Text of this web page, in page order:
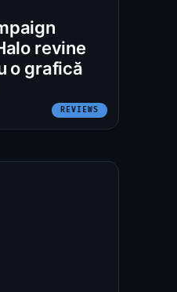
revine
o grafică
REVIEWS